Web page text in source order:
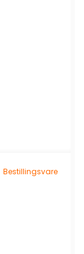
Bestillingsvare